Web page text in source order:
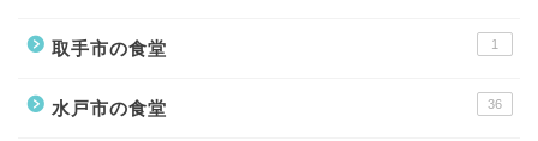
取手市の食堂 1
水戸市の食堂 36